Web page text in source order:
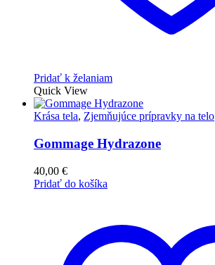
Pridať k želaniam
Quick View
Krása tela, Zjemňujúce prípravky na telo
Gommage Hydrazone
40,00 €
Pridať do košíka